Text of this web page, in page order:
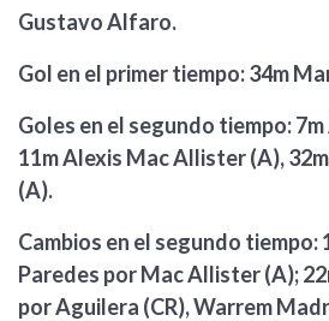
Gustavo Alfaro.
Gol en el primer tiempo: 34m
Goles en el segundo tiempo:
11m Alexis Mac Allister (A),
(A).
Cambios en el segundo tiempo:
Paredes por Mac Allister (A);
por Aguilera (CR), Warrem